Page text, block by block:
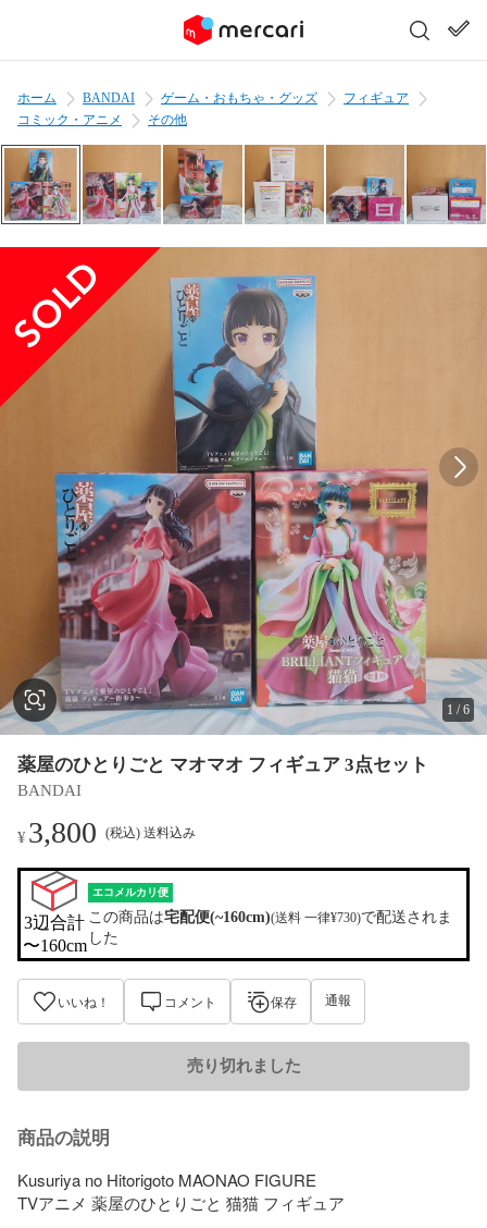
ホーム BANDAI ゲーム・おもちゃ・グッズ
フィギュア
コミック・アニメ
その他
1 /6
薬屋のひとりごと マオマオ フィギュア 3点セット
BANDAI
¥3,800 (税込) 送料込み
3辺合計
〜160cm
エコメルカリ便
この商品は宅配便(~160cm)(送料 一律¥730)で配送されま
した
いいね！ コメント 保存 通報
売り切れました
商品の説明
Kusuriya no Hitorigoto MAONAO FIGURE
TVアニメ 薬屋のひとりごと 猫猫 フィギュア